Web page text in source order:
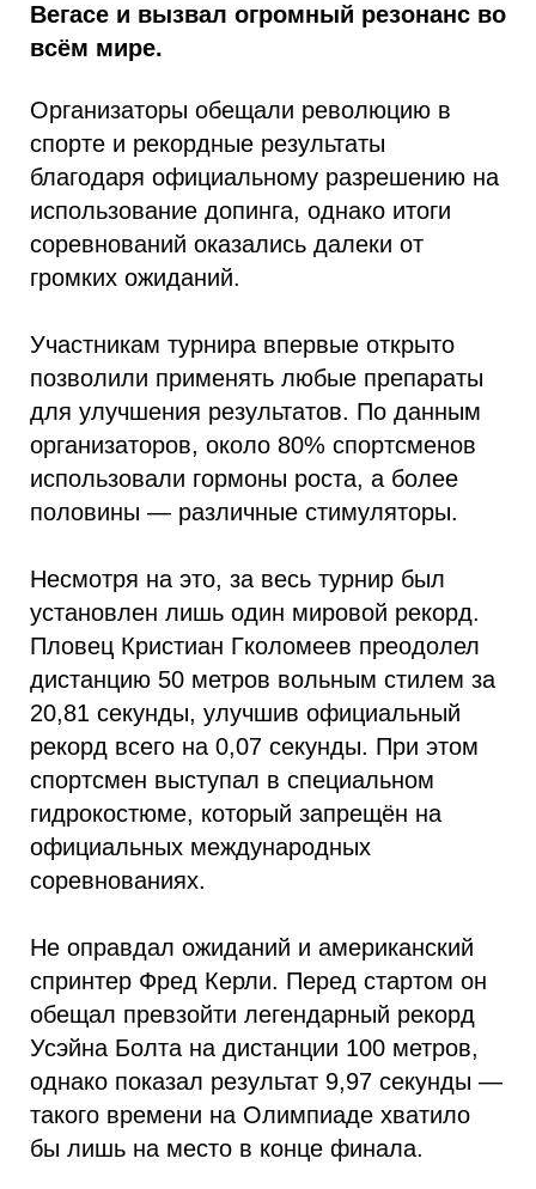
Вегасе и вызвал огромный резонанс во
всём мире.
Организаторы обещали революцию в
спорте и рекордные результаты
благодаря официальному разрешению на
использование допинга, однако итоги
соревнований оказались далеки от
громких ожиданий.
Участникам турнира впервые открыто
позволили применять любые препараты
для улучшения результатов. По данным
организаторов, около 80% спортсменов
использовали гормоны роста, а более
половины — различные стимуляторы.
Несмотря на это, за весь турнир был
установлен лишь один мировой рекорд.
Пловец Кристиан Гколомеев преодолел
дистанцию 50 метров вольным стилем за
20,81 секунды, улучшив официальный
рекорд всего на 0,07 секунды. При этом
спортсмен выступал в специальном
гидрокостюме, который запрещён на
официальных международных
соревнованиях.
Не оправдал ожиданий и американский
спринтер Фред Керли. Перед стартом он
обещал превзойти легендарный рекорд
Усэйна Болта на дистанции 100 метров,
однако показал результат 9,97 секунды —
такого времени на Олимпиаде хватило
бы лишь на место в конце финала.